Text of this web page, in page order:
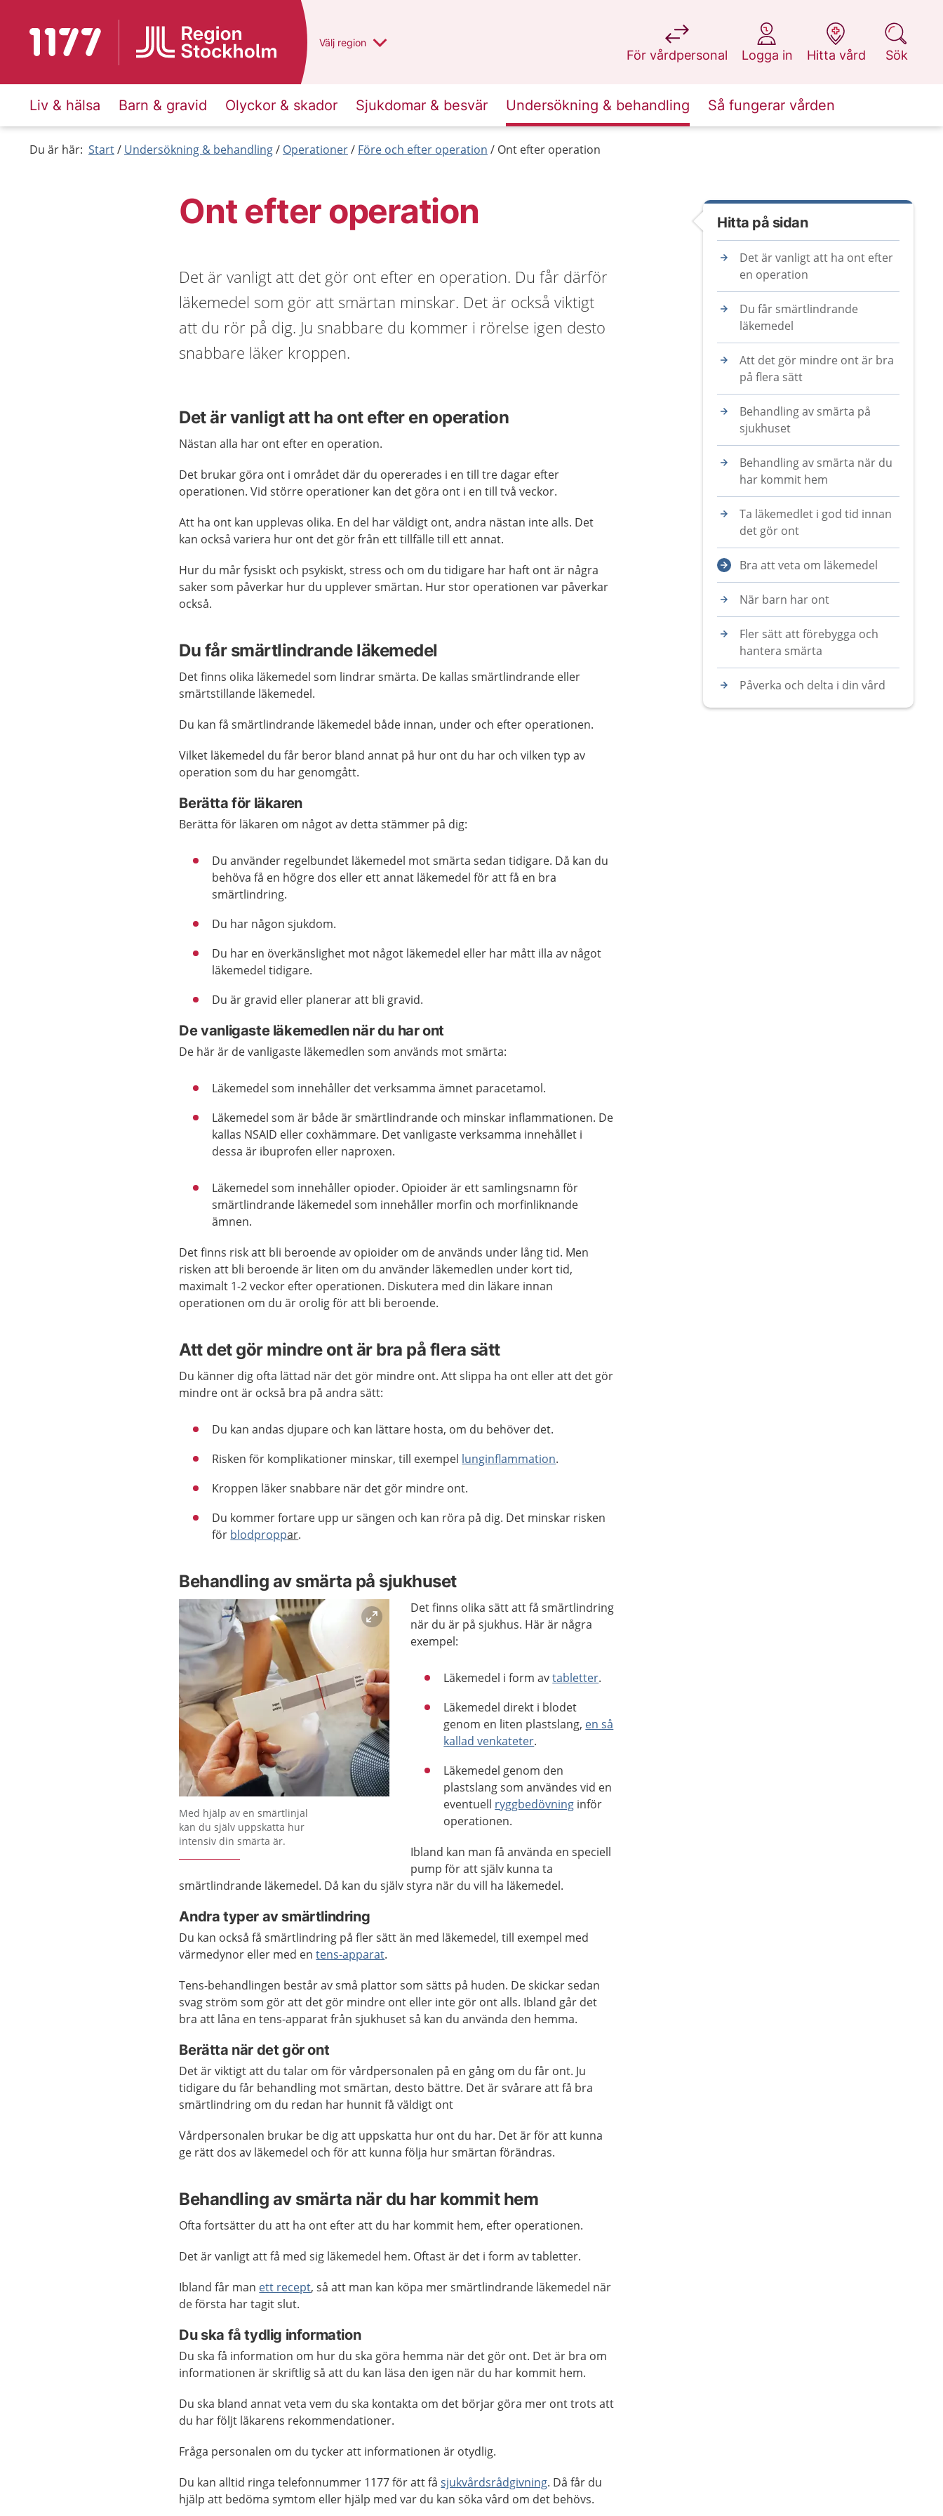
Till startsidan för 1177 Du har valt region
Välj en annan
region
För vårdpersonal
på 1177.se
Logga in
på 1177.se
Hitta vård
på 1177.se
Sök
på 1177.se
Liv & hälsa Barn & gravid Olyckor & skador Sjukdomar & besvär Undersökning & behandling Så fungerar vården
Du är här: Start Undersökning & behandling Operationer Före och efter operation Ont efter operation
Ont efter operation
Det är vanligt att det gör ont efter en operation. Du får därför
läkemedel som gör att smärtan minskar. Det är också viktigt
att du rör på dig. Ju snabbare du kommer i rörelse igen desto
snabbare läker kroppen.
Det är vanligt att ha ont efter en operation
Nästan alla har ont efter en operation.
Det brukar göra ont i området där du opererades i en till tre dagar efter
operationen. Vid större operationer kan det göra ont i en till två veckor.
Att ha ont kan upplevas olika. En del har väldigt ont, andra nästan inte alls. Det
kan också variera hur ont det gör från ett tillfälle till ett annat.
Hur du mår fysiskt och psykiskt, stress och om du tidigare har haft ont är några
saker som påverkar hur du upplever smärtan. Hur stor operationen var påverkar
också.
Du får smärtlindrande läkemedel
Det finns olika läkemedel som lindrar smärta. De kallas smärtlindrande eller
smärtstillande läkemedel.
Du kan få smärtlindrande läkemedel både innan, under och efter operationen.
Vilket läkemedel du får beror bland annat på hur ont du har och vilken typ av
operation som du har genomgått.
Berätta för läkaren
Berätta för läkaren om något av detta stämmer på dig:
Du använder regelbundet läkemedel mot smärta sedan tidigare. Då kan du
behöva få en högre dos eller ett annat läkemedel för att få en bra
smärtlindring.
Du har någon sjukdom.
Du har en överkänslighet mot något läkemedel eller har mått illa av något
läkemedel tidigare.
Du är gravid eller planerar att bli gravid.
De vanligaste läkemedlen när du har ont
De här är de vanligaste läkemedlen som används mot smärta:
Läkemedel som innehåller det verksamma ämnet paracetamol.
Läkemedel som är både är smärtlindrande och minskar inflammationen. De
kallas NSAID eller coxhämmare. Det vanligaste verksamma innehållet i
dessa är ibuprofen eller naproxen.
Läkemedel som innehåller opioder. Opioider är ett samlingsnamn för
smärtlindrande läkemedel som innehåller morfin och morfinliknande
ämnen.
Det finns risk att bli beroende av opioider om de används under lång tid. Men
risken att bli beroende är liten om du använder läkemedlen under kort tid,
maximalt 1-2 veckor efter operationen. Diskutera med din läkare innan
operationen om du är orolig för att bli beroende.
Att det gör mindre ont är bra på flera sätt
Du känner dig ofta lättad när det gör mindre ont. Att slippa ha ont eller att det gör
mindre ont är också bra på andra sätt:
Du kan andas djupare och kan lättare hosta, om du behöver det.
Risken för komplikationer minskar, till exempel lunginflammation.
Kroppen läker snabbare när det gör mindre ont.
Du kommer fortare upp ur sängen och kan röra på dig. Det minskar risken
för blodproppar.
Behandling av smärta på sjukhuset
Förstora bilden
Med hjälp av en smärtlinjal
kan du själv uppskatta hur
intensiv din smärta är.
Det finns olika sätt att få smärtlindring
när du är på sjukhus. Här är några
exempel:
Läkemedel i form avtabletter.
Läkemedel direkt i blodet
genom en liten plastslang, en så
kallad venkateter.
Läkemedel genom den
plastslang som användes vid en
eventuell ryggbedövning inför
operationen.
Ibland kan man få använda en speciell
pump för att själv kunna ta
smärtlindrande läkemedel. Då kan du själv styra när du vill ha läkemedel.
Andra typer av smärtlindring
Du kan också få smärtlindring på fler sätt än med läkemedel, till exempel med
värmedynor eller med entens-apparat.
Tens-behandlingen består av små plattor som sätts på huden. De skickar sedan
svag ström som gör att det gör mindre ont eller inte gör ont alls. Ibland går det
bra att låna en tens-apparat från sjukhuset så kan du använda den hemma.
Berätta när det gör ont
Det är viktigt att du talar om för vårdpersonalen på en gång om du får ont. Ju
tidigare du får behandling mot smärtan, desto bättre. Det är svårare att få bra
smärtlindring om du redan har hunnit få väldigt ont
Vårdpersonalen brukar be dig att uppskatta hur ont du har. Det är för att kunna
ge rätt dos av läkemedel och för att kunna följa hur smärtan förändras.
Behandling av smärta när du har kommit hem
Ofta fortsätter du att ha ont efter att du har kommit hem, efter operationen.
Det är vanligt att få med sig läkemedel hem. Oftast är det i form av tabletter.
Ibland får man ett recept, så att man kan köpa mer smärtlindrande läkemedel när
de första har tagit slut.
Du ska få tydlig information
Du ska få information om hur du ska göra hemma när det gör ont. Det är bra om
informationen är skriftlig så att du kan läsa den igen när du har kommit hem.
Du ska bland annat veta vem du ska kontakta om det börjar göra mer ont trots att
du har följt läkarens rekommendationer.
Fråga personalen om du tycker att informationen är otydlig.
Du kan alltid ringa telefonnummer 1177 för att fåsjukvårdsrådgivning. Då får du
hjälp att bedöma symtom eller hjälp med var du kan söka vård om det behövs.
Hitta på sidan
Det är vanligt att ha ont efter
en operation
Du får smärtlindrande
läkemedel
Att det gör mindre ont är bra
på flera sätt
Behandling av smärta på
sjukhuset
Behandling av smärta när du
har kommit hem
Ta läkemedlet i god tid innan
det gör ont
Bra att veta om läkemedel
När barn har ont
Fler sätt att förebygga och
hantera smärta
Påverka och delta i din vård